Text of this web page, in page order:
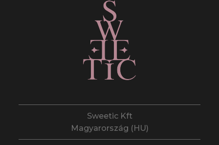
Sweetic Kft
Magyarország (HU)